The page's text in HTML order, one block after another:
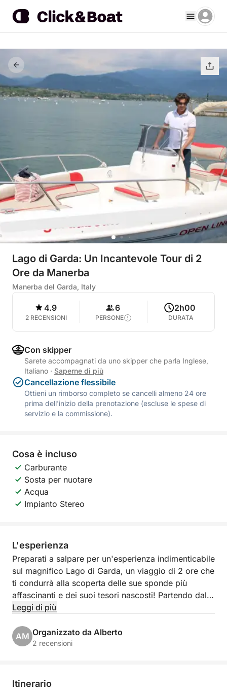
Lago di Garda: Un Incantevole Tour di 2
Ore da Manerba
Manerba del Garda, Italy
4.9
2 RECENSIONI
6
PERSONE
2h00
DURATA
Con skipper
Sarete accompagnati da uno skipper che parla Inglese,
Italiano · Saperne di più
Cancellazione flessibile
Ottieni un rimborso completo se cancelli almeno 24 ore
prima dell'inizio della prenotazione (escluse le spese di
servizio e la commissione).
Cosa è incluso
Carburante
Sosta per nuotare
Acqua
Impianto Stereo
L'esperienza
Preparati a salpare per un'esperienza indimenticabile
sul magnifico Lago di Garda, un viaggio di 2 ore che
ti condurrà alla scoperta delle sue sponde più
affascinanti e dei suoi tesori nascosti! Partendo dal
pittoresco Porto Torchio a Manerba del Garda, ti
regalerà panorami mozzafiato e momenti di puro
relax.
suggestiva Isola del Garda, la più grande del lago,
Leggi di più
AM Organizzato da Alberto
2 recensioni
Itinerario